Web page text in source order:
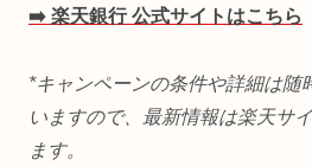
➡️ 楽天銀行 公式サイトはこちら
*キャンペーンの条件や詳細は随
いますので、最新情報は楽天サ
ます。